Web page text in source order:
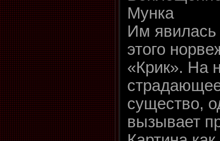
Мунка
Им явилась
этого
«Крик». На
существо,
вызывает